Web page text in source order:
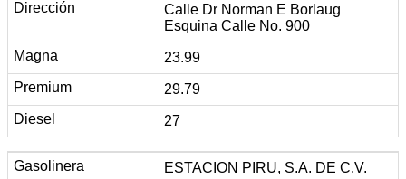
Calle Dr Norman E Borlaug
Esquina Calle No. 900
23.99
29.79
27
ESTACION PIRU, S.A. DE C.V.